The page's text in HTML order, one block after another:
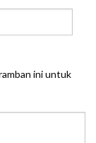
ini untuk